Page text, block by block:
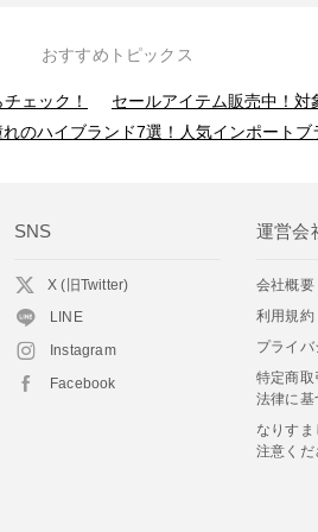
おすすめトピックス
ェック！
セールアイテム販売中！対
れのハイブランド7選！人気インポート
SNS
X (旧Twitter)
LINE
Instagram
Facebook
運営会
会社概要
利用規約
プライバ
特定商取
法律に基
なりす
注意くだ